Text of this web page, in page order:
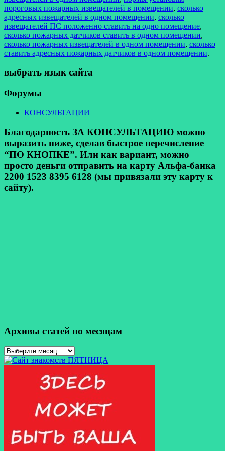
пороговых пожарных извещателей в помещении, сколько
адресных извещателей в одном помещении, сколько
извещателей ПС положенно ставить на одно помещение,
сколько пожарных датчиков ставить в одном помещении,
сколько пожарных извещателей в одном помещении, сколько
ставить адресных пожарных датчиков в одном помещении.
выбрать язык сайта
Форумы
КОНСУЛЬТАЦИИ
Благодарность ЗА КОНСУЛЬТАЦИЮ можно
выразить ниже, сделав быстрое перечисление
“ПО КНОПКЕ”. Или как вариант, можно
просто деньги отправить на карту Альфа-банка
2200 1523 8395 6128 (мы привязали эту карту к
сайту).
Архивы статей по месяцам
Архивы
статей